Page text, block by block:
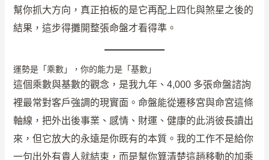
幫你抓大方向，真正拍板的是它再配上四化與煞星之後的
結果，這步得攤開整張命盤才看得準。
運勢是「乘數」，你的能力是「基數」
這個乘數與基數的觀念，是我九年、4,000 多張命盤諮詢
裡最常對客戶強調的現實面。命盤能從遷移宮與命宮這條
軸線，把外出後事業、感情、財運、健康的此消彼長讀出
來，但它放大的永遠是你既有的本質。我的工作不是給你
一句出外有貴人就結束，而是幫你算清楚這趟移動的加乘